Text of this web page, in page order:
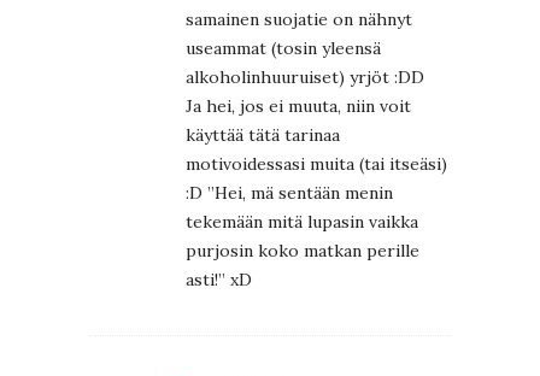
samainen suojatie on nähnyt
useammat (tosin yleensä
alkoholinhuuruiset) yrjöt :DD
Ja hei, jos ei muuta, niin voit
käyttää tätä tarinaa
motivoidessasi muita (tai itseäsi)
:D ”Hei, mä sentään menin
tekemään mitä lupasin vaikka
purjosin koko matkan perille
asti!” xD